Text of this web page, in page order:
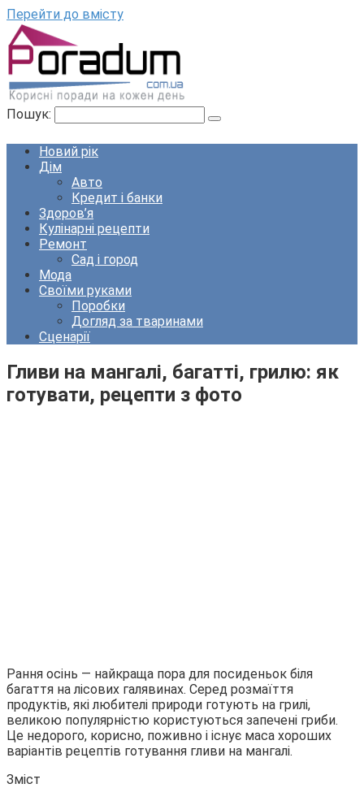
Перейти до вмісту
Пошук:
Новий рік
Дім
Авто
Кредит і банки
Здоров’я
Кулінарні рецепти
Ремонт
Сад і город
Мода
Своїми руками
Поробки
Догляд за тваринами
Сценарії
Гливи на мангалі, багатті, грилю: як
готувати, рецепти з фото
Рання осінь — найкраща пора для посиденьок біля
багаття на лісових галявинах. Серед розмаїття
продуктів, які любителі природи готують на грилі,
великою популярністю користуються запечені гриби.
Це недорого, корисно, поживно і існує маса хороших
варіантів рецептів готування гливи на мангалі.
Зміст